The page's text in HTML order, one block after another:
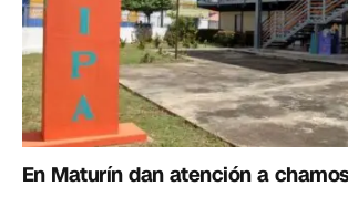
En Maturín dan atención a